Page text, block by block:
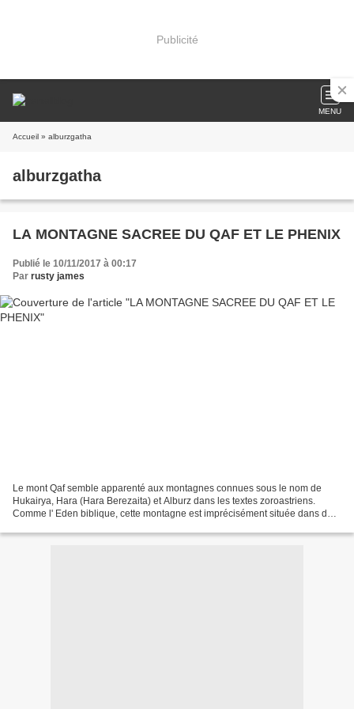
Publicité
MENU
Accueil » alburzgatha
alburzgatha
LA MONTAGNE SACREE DU QAF ET LE PHENIX
Publié le 10/11/2017 à 00:17
Par rusty james
Le mont Qaf semble apparenté aux montagnes connues sous le nom de
Hukairya, Hara (Hara Berezaita) et Alburz dans les textes zoroastriens.
Comme l' Eden biblique, cette montagne est imprécisément située dans des